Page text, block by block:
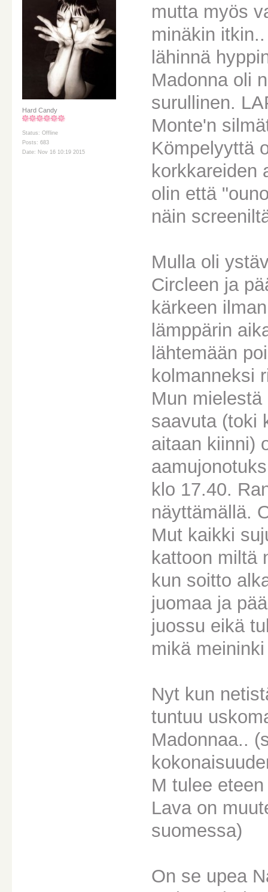
Hard Candy
Status: Offline
Posts: 683
Date: Nov 16 10:19 2015
mutta myös
minäkin
lähinnä
Madonna oli
surullinen.
Monte'n
Kömpelyyttä
korkkareiden
olin että
näin
Mulla oli
Circleen ja
kärkeen
lämppärin
lähtemään
kolmanneksi
Mun
saavuta (toki
aitaan kiinni)
klo 17.40.
näyttämällä.
Mut kaikki
kattoon miltä
kun soitto
juomaa ja
juossu eikä
mikä
Nyt kun
tuntuu
Madonnaa..
M tulee
Lava on
suomessa)
On se upea